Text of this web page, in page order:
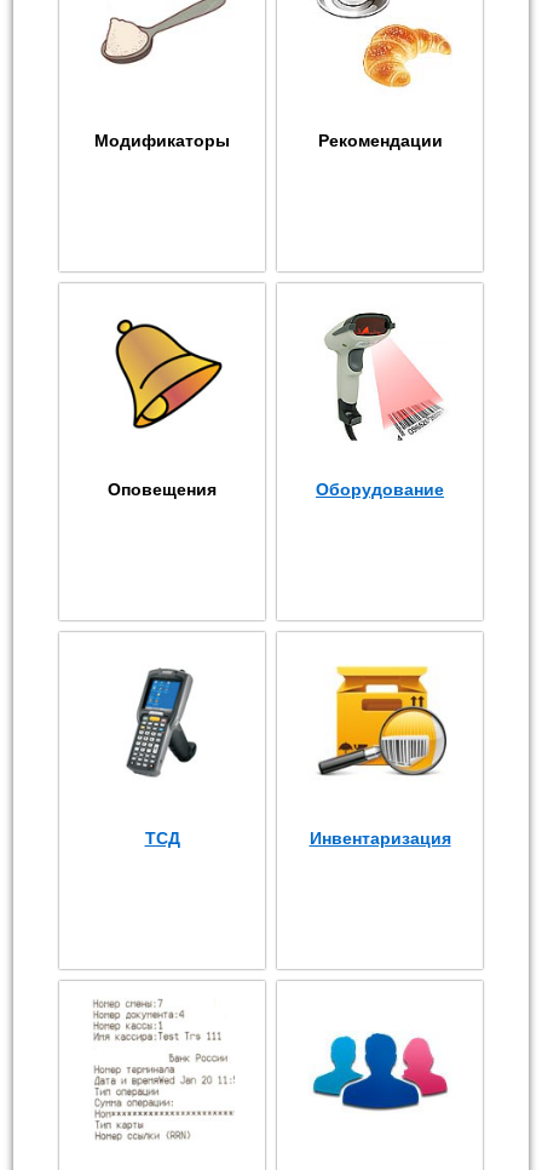
Модификаторы Рекомендации
Оповещения Оборудование
ТСД Инвентаризация